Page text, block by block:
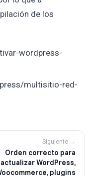
de los
wordpress-
multisitio-red-
Siguiente →
Orden correcto para
actualizar WordPress,
plugins